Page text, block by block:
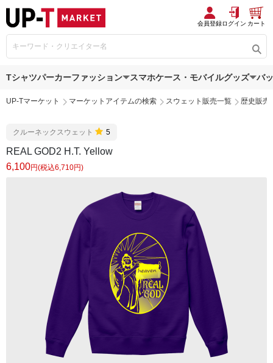
会員登録ログイン カート
Tシャツパーカーファッション スマホケース・モバイルグッズ バ
UP-Tマーケット マーケットアイテムの検索 スウェット販売一覧 歴史販売
クルーネックスウェット 5
REAL GOD2 H.T. Yellow
6,100円(税込6,710円)